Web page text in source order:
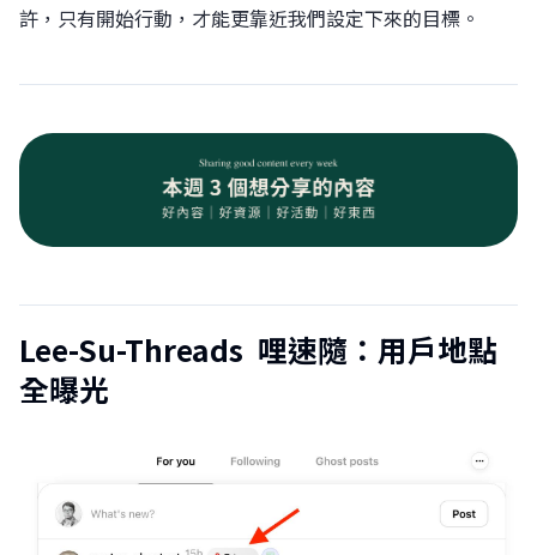
許，只有開始行動，才能更靠近我們設定下來的目標。
Lee-Su-Threads 哩速隨：用戶地點
全曝光